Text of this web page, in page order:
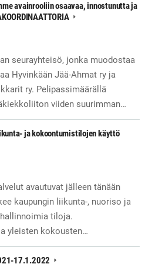
avainrooliin osaavaa, innostunutta ja
seurayhteisö, jonka muodostaa
Hyvinkään Jää-Ahmat ry ja
ry. Pelipassimäärällä
viiden suurimman…
ja kokoontumistilojen käyttö
avautuvat jälleen tänään
kaupungin liikunta-, nuoriso ja
tiloja.
yleisten kokousten…
17.1.2022